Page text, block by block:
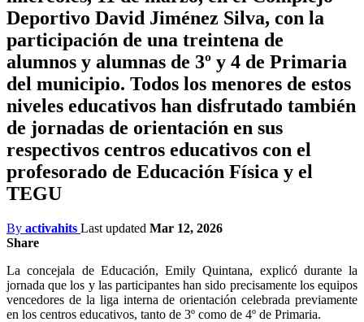
Deportivo David Jiménez Silva, con la
participación de una treintena de
alumnos y alumnas de 3º y 4 de Primaria
del municipio. Todos los menores de estos
niveles educativos han disfrutado también
de jornadas de orientación en sus
respectivos centros educativos con el
profesorado de Educación Física y el
TEGU
By activahits Last updated Mar 12, 2026
Share
La concejala de Educación, Emily Quintana, explicó durante la
jornada que los y las participantes han sido precisamente los equipos
vencedores de la liga interna de orientación celebrada previamente
en los centros educativos, tanto de 3º como de 4º de Primaria.